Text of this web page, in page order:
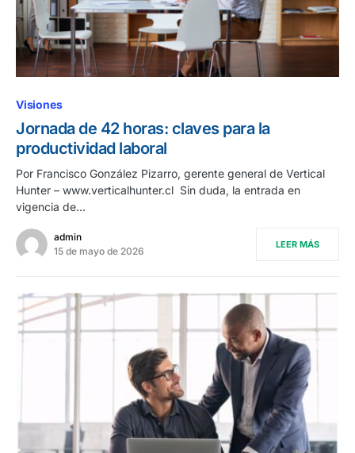
Visiones
Jornada de 42 horas: claves para la
productividad laboral
Por Francisco González Pizarro, gerente general de Vertical
Hunter – www.verticalhunter.cl Sin duda, la entrada en
vigencia de…
admin
15 de mayo de 2026
LEER MÁS